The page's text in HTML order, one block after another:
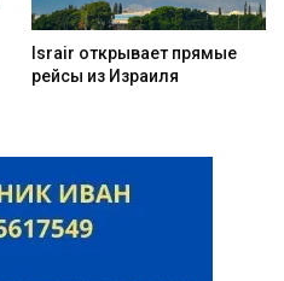
Искать
Israir открывает прямые
рейсы из Израиля